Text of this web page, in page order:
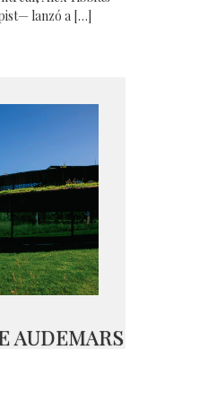
lanzó a […]
AUDEMARS